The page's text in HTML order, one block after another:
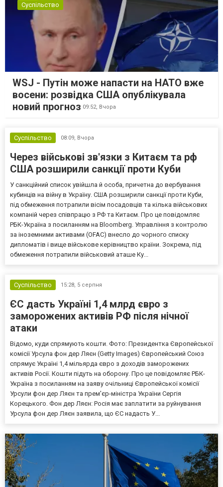
Суспільство
WSJ - Путін може напасти на НАТО вже
восени: розвідка США опублікувала
новий прогноз 09:52, Вчора
Суспільство 08:09, Вчора
Через військові зв'язки з Китаєм та рф
США розширили санкції проти Куби
У санкційний список увійшла й особа, причетна до вербування
кубинців на війну в Україну. США розширили санкції проти Куби,
під обмеження потрапили вісім посадовців та кілька військових
компаній через співпрацю з РФ та Китаєм. Про це повідомляє
РБК-Україна з посиланням на Bloomberg. Управління з контролю
за іноземними активами (OFAC) внесло до чорного списку
дипломатів і вище військове керівництво країни. Зокрема, під
обмеження потрапили військовий аташе Ку...
Суспільство 15:28, 5 серпня
ЄС дасть Україні 1,4 млрд євро з
заморожених активів РФ після нічної
атаки
Відомо, куди спрямують кошти. Фото: Президентка Європейської
комісії Урсула фон дер Ляєн (Getty Images) Європейський Союз
спрямує Україні 1,4 мільярда євро з доходів заморожених
активів Росії. Кошти підуть на оборону. Про це повідомляє РБК-
Україна з посиланням на заяву очільниці Європейської комісії
Урсули фон дер Ляєн та прем'єр-міністра України Сергія
Корецького. Фон дер Ляєн: Росія має заплатити за руйнування
Урсула фон дер Ляєн заявила, що ЄС надасть У...